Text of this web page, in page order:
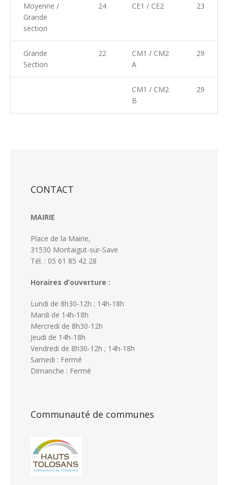
Moyenne /
Grande
section
24 CE1 / CE2 23
Grande
Section
22
CM1 / CM2
A
29
CM1 / CM2
B
29
CONTACT
MAIRIE
Place de la Mairie,
31530 Montaigut-sur-Save
Tél. : 05 61 85 42 28
Horaires d’ouverture :
Lundi de 8h30-12h ; 14h-18h
Mardi de 14h-18h
Mercredi de 8h30-12h
Jeudi de 14h-18h
Vendredi de 8h30-12h ; 14h-18h
Samedi : Fermé
Dimanche : Fermé
Communauté de communes